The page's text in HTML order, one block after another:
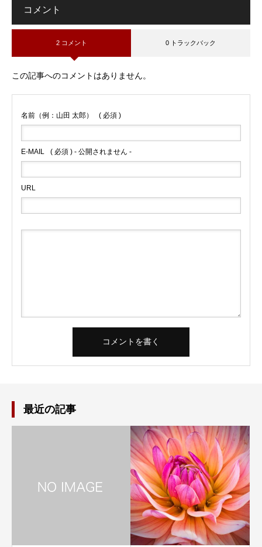
コメント
2 コメント 0 トラックバック
この記事へのコメントはありません。
名前（例：山田 太郎） ( 必須 )
E-MAIL ( 必須 ) - 公開されません -
URL
最近の記事